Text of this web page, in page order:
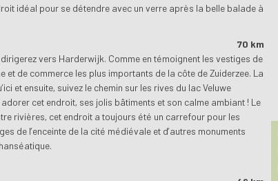
idéal pour se détendre avec un verre après la belle balade à
70 km
vers Harderwijk. Comme en témoignent les vestiges de
de commerce les plus importants de la côte de Zuiderzee. La
et ensuite, suivez le chemin sur les rives du lac Veluwe
adorer cet endroit, ses jolis bâtiments et son calme ambiant ! Le
rivières, cet endroit a toujours été un carrefour pour les
de l’enceinte de la cité médiévale et d’autres monuments